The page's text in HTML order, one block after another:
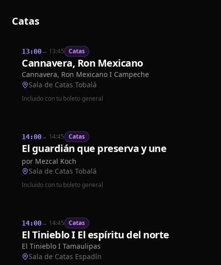
Catas
13:00→ 13:45 Catas
Cannavera, Ron Mexicano
Cannavera, Ron Mexicano I Campeche
Sala de Catas Tobalá
Incluido con tu boleto general
14:00→ 14:45 Catas
El guardián que preserva y une
por Mezcal Koch
Sala de Catas Tobalá
Incluido con tu boleto general
14:00→ 14:45 Catas
El Tinieblo I El espíritu del norte
El Tinieblo I Tamaulipas
Sala de Catas Espadín